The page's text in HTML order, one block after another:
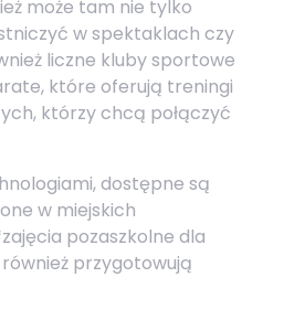
może tam nie tylko
w spektaklach czy
liczne kluby sportowe
które oferują treningi
którzy chcą połączyć
dostępne są
w miejskich
pozaszkolne dla
przygotowują